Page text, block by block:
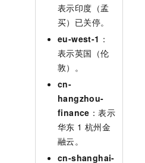
表示印度（孟
买）已关停。
eu-west-1 ：
表示英国（伦
敦）。
cn-
hangzhou-
finance ：表示
华东 1 杭州金
融云。
cn-shanghai-